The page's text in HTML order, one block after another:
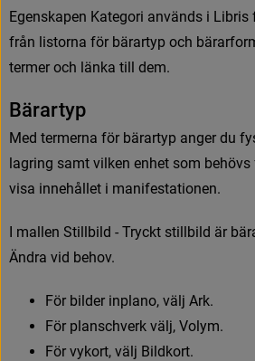
Egenskapen Kategori används i Libris
från listorna för bärartyp och bärarfor
termer och länka till dem.
Bärartyp
Med termerna för bärartyp anger du fy
lagring samt vilken enhet som behövs
visa innehållet i manifestationen.
I mallen Stillbild - Tryckt stillbild är bär
Ändra vid behov.
För bilder inplano, välj Ark.
För planschverk välj, Volym.
För vykort, välj Bildkort.